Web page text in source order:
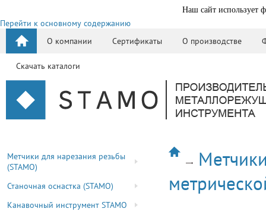
Наш сайт использует
Перейти к основному содержанию
О компании
Сертификаты О производстве
Скачать каталоги
Метчики для нарезания резьбы
(STAMO)
Станочная оснастка (STAMO)
Канавочный инструмент STAMO